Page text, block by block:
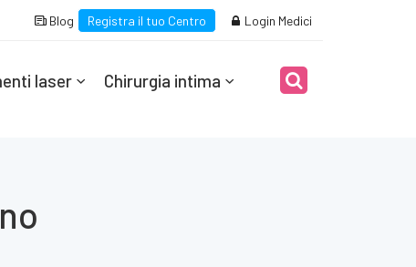
Blog Registra il tuo Centro Login Medici
laser Chirurgia intima